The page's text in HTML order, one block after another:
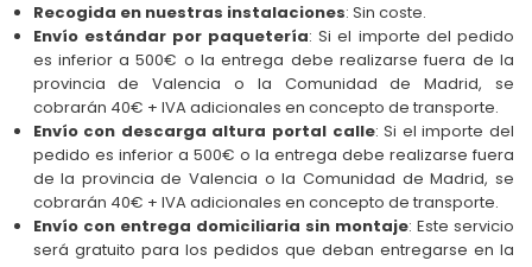
Recogida en nuestras instalaciones: Sin coste.
Envío estándar por paquetería: Si el importe del pedido
es inferior a 500€ o la entrega debe realizarse fuera de la
provincia de Valencia o la Comunidad de Madrid, se
cobrarán 40€ + IVA adicionales en concepto de transporte.
Envío con descarga altura portal calle: Si el importe del
pedido es inferior a 500€ o la entrega debe realizarse fuera
de la provincia de Valencia o la Comunidad de Madrid, se
cobrarán 40€ + IVA adicionales en concepto de transporte.
Envío con entrega domiciliaria sin montaje: Este servicio
será gratuito para los pedidos que deban entregarse en la